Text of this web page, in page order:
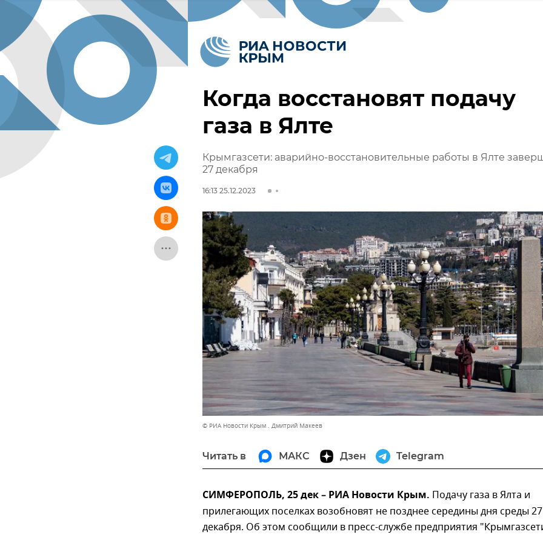
Когда восстановят подачу
газа в Ялте
Крымгазсети: аварийно-восстановительные работы в Ялте
27 декабря
16:13 25.12.2023
© РИА Новости Крым . Дмитрий Макеев
Читать в МАКС Дзен Telegram
СИМФЕРОПОЛЬ, 25 дек – РИА Новости Крым. Подачу газа в Ялта и
прилегающих поселках возобновят не позднее середины дня среды 27
декабря. Об этом сообщили в пресс-службе предприятия